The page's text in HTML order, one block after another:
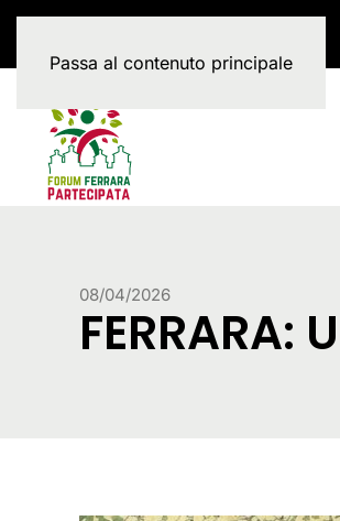
Passa al contenuto principale
08/04/2026
FERRARA: